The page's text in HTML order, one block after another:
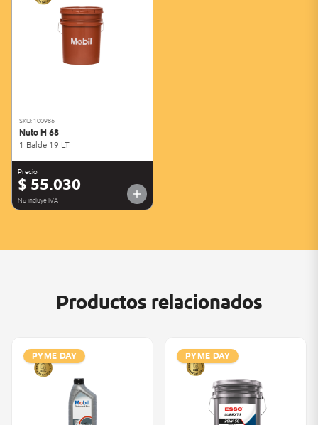
SKU: 100986
Nuto H 68
1 Balde 19 LT
Precio
$ 55.030
No incluye IVA
Productos relacionados
PYME DAY PYME DAY